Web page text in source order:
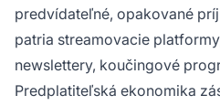
predvídateľné, opakované
patria streamovacie
newslettery, koučingové
Predplatiteľská ekonomika